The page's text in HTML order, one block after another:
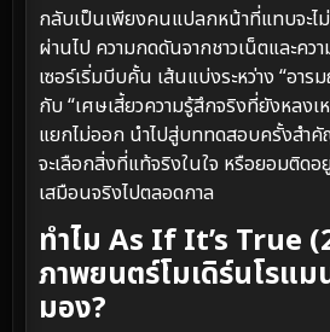
กลับเป็นเพียงคนแปลกหน้าที่แทบจะไ
ผ่านไป ความกดดันจากชาวเน็ตและคว
เซอร์เริ่มบีบคั้น เส้นแบ่งระหว่าง “อา
กับ “เศษเสี้ยวความรู้สึกจริงที่ยังหลงเ
แยกไม่ออก นำไปสู่บททดสอบครั้งสำคั
จะเลือกสิ่งที่แท้จริงในใจ หรือยอมติด
เสมือนจริงไปตลอดกาล
ทำไม As If It’s True
ภาพยนตร์โมเดิร์นโรแ
มอง?